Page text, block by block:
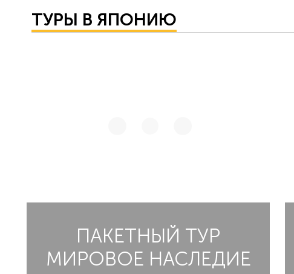
ТУРЫ В ЯПОНИЮ
ПАКЕТНЫЙ ТУР
МИРОВОЕ НАСЛЕДИЕ